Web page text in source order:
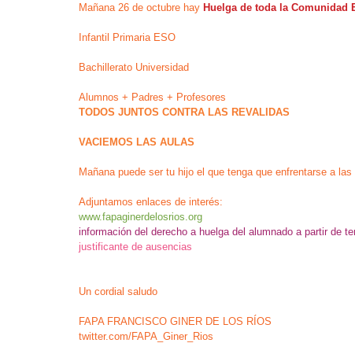
Mañana 26 de octubre hay Huelga de toda la Comunidad
Infantil Primaria ESO
Bachillerato Universidad
Alumnos + Padres + Profesores
TODOS JUNTOS CONTRA LAS REVALIDAS
VACIEMOS LAS AULAS
Mañana puede ser tu hijo el que tenga que enfrentarse a las
Adjuntamos enlaces de interés:
www.fapaginerdelosrios.org
información del derecho a huelga del alumnado a partir de
justificante de ausencias
Un cordial saludo
FAPA FRANCISCO GINER DE LOS RÍOS
twitter.com/FAPA_Giner_Rios